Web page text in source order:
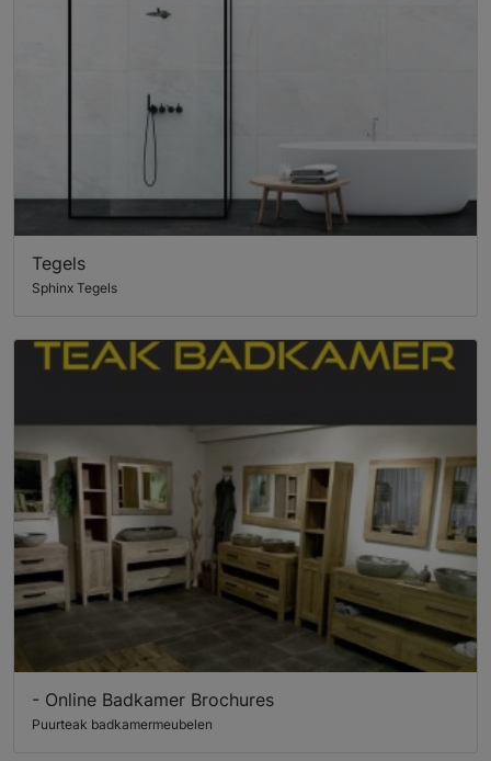
Tegels
Sphinx Tegels
- Online Badkamer Brochures
Puurteak badkamermeubelen